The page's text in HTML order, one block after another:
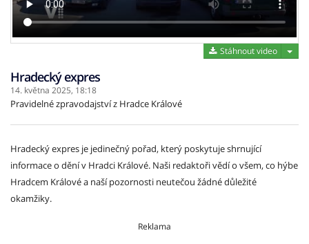
Stáhnout video
Hradecký expres
14. května 2025, 18:18
Pravidelné zpravodajství z Hradce Králové
Hradecký expres je jedinečný pořad, který poskytuje shrnující
informace o dění v Hradci Králové. Naši redaktoři vědí o všem, co hýbe
Hradcem Králové a naší pozornosti neutečou žádné důležité
okamžiky.
Reklama